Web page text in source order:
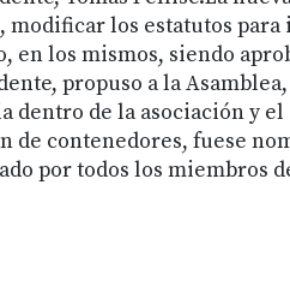
modificar los estatutos
en los mismos, siendo
propuso a la
dentro de la asociación y
de contenedores, fuese
por todos los miembros